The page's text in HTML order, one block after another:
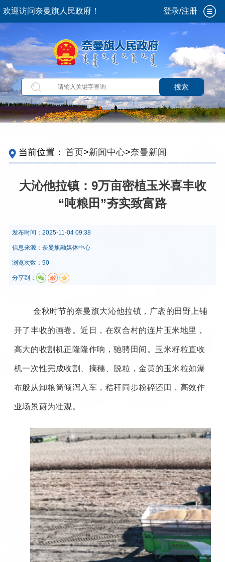
欢迎访问奈曼旗人民政府！ 登录/注册
搜索
当前位置： 首页>新闻中心>奈曼新闻
大沁他拉镇：9万亩密植玉米喜丰收
“吨粮田”夯实致富路
发布时间： 2025-11-04 09:38
信息来源： 奈曼旗融媒体中心
浏览次数：90
分享到：
金秋时节的奈曼旗大沁他拉镇，广袤的田野上铺
开了丰收的画卷。近日，在双合村的连片玉米地里，
高大的收割机正隆隆作响，驰骋田间。玉米籽粒直收
机一次性完成收割、摘穗、脱粒，金黄的玉米粒如瀑
布般从卸粮筒倾泻入车，秸秆同步粉碎还田，高效作
业场景蔚为壮观。